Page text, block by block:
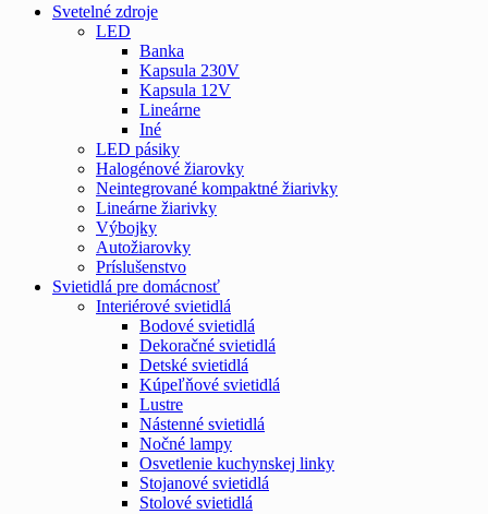
Svetelné zdroje
LED
Banka
Kapsula 230V
Kapsula 12V
Lineárne
Iné
LED pásiky
Halogénové žiarovky
Neintegrované kompaktné žiarivky
Lineárne žiarivky
Výbojky
Autožiarovky
Príslušenstvo
Svietidlá pre domácnosť
Interiérové svietidlá
Bodové svietidlá
Dekoračné svietidlá
Detské svietidlá
Kúpeľňové svietidlá
Lustre
Nástenné svietidlá
Nočné lampy
Osvetlenie kuchynskej linky
Stojanové svietidlá
Stolové svietidlá